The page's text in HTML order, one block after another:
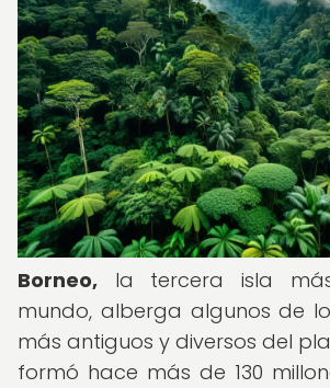
Borneo, la tercera isla
mundo, alberga algunos de
más antiguos y diversos del
formó hace más de 130